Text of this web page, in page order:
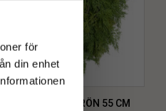
för
din enhet
| CYPRESS GRÖN 55 CM